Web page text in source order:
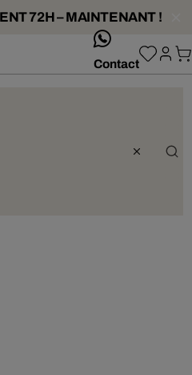
72H – MAINTENANT !
Contact